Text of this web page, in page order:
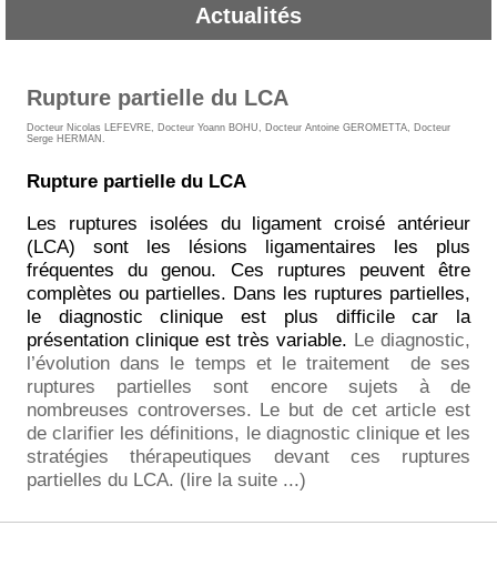
Actualités
Rupture partielle du LCA
Docteur Nicolas LEFEVRE Docteur Yoann BOHU Docteur Antoine GEROMETTA
Docteur
Serge HERMAN
Rupture partielle du LCA
Les ruptures isolées du ligament croisé antérieur
(LCA) sont les lésions ligamentaires les plus
fréquentes du genou. Ces ruptures peuvent être
complètes ou partielles. Dans les ruptures partielles,
le diagnostic clinique est plus difficile car la
présentation clinique est très variable. Le diagnostic,
l’évolution dans le temps et le traitement
de ses
ruptures partielles sont encore sujets à de
nombreuses controverses. Le but de cet article est
de clarifier les définitions, le diagnostic clinique et les
stratégies thérapeutiques devant ces ruptures
partielles du LCA. (lire la suite ...)